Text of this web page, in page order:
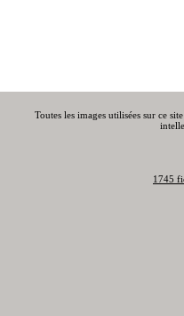
Toutes les images utilisées sur ce
1745